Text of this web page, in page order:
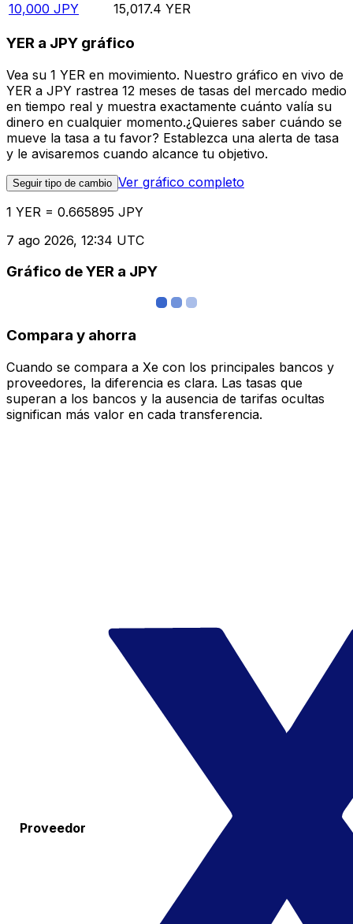
10,000 JPY 15,017.4 YER
YER a JPY gráfico
Vea su 1 YER en movimiento. Nuestro gráfico en vivo de
YER a JPY rastrea 12 meses de tasas del mercado medio
en tiempo real y muestra exactamente cuánto valía su
dinero en cualquier momento.¿Quieres saber cuándo se
mueve la tasa a tu favor? Establezca una alerta de tasa
y le avisaremos cuando alcance tu objetivo.
Seguir tipo de cambio Ver gráfico completo
1 YER = 0.665895 JPY
7 ago 2026, 12:34 UTC
Gráfico de YER a JPY
Compara y ahorra
Cuando se compara a Xe con los principales bancos y
proveedores, la diferencia es clara. Las tasas que
superan a los bancos y la ausencia de tarifas ocultas
significan más valor en cada transferencia.
Proveedor